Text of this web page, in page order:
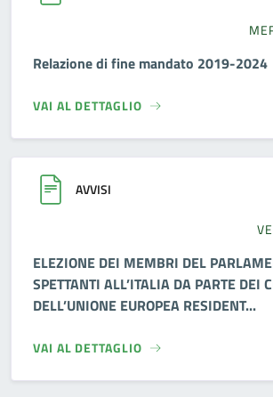
Relazione di fine mandato 2019-2024
VAI AL DETTAGLIO
AVVISI
ELEZIONE DEI MEMBRI DEL
SPETTANTI ALL’ITALIA DA PARTE DEI
DELL’UNIONE EUROPEA RESIDENT...
VAI AL DETTAGLIO